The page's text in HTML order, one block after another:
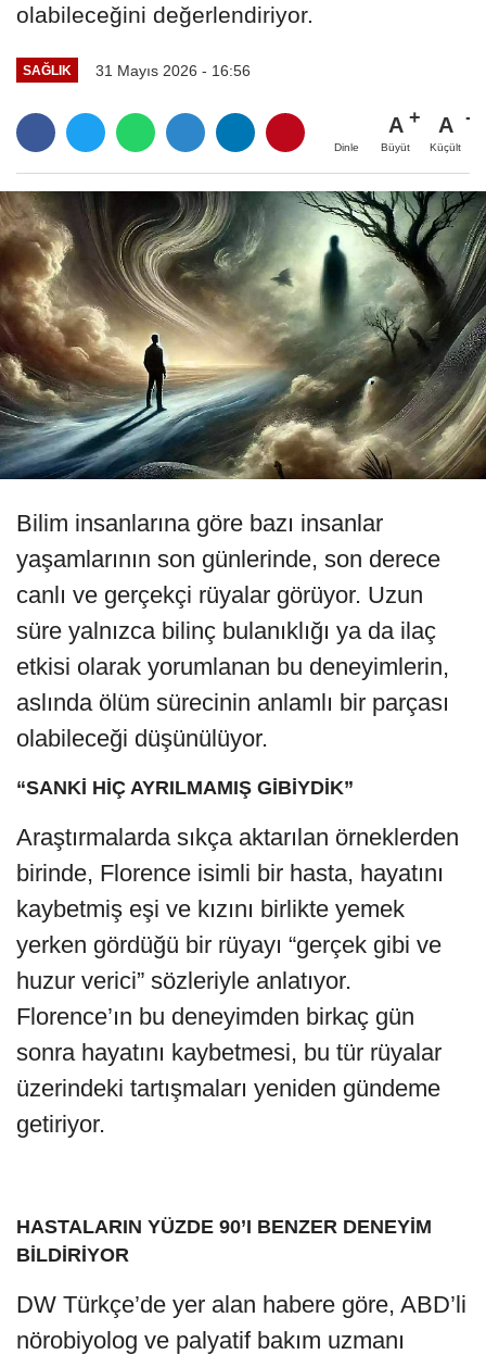
olabileceğini değerlendiriyor.
SAĞLIK 31 Mayıs 2026 - 16:56
Dinle
A
Büyüt
A
Küçült
Bilim insanlarına göre bazı insanlar
yaşamlarının son günlerinde, son derece
canlı ve gerçekçi rüyalar görüyor. Uzun
süre yalnızca bilinç bulanıklığı ya da ilaç
etkisi olarak yorumlanan bu deneyimlerin,
aslında ölüm sürecinin anlamlı bir parçası
olabileceği düşünülüyor.
“SANKİ HİÇ AYRILMAMIŞ GİBİYDİK”
Araştırmalarda sıkça aktarılan örneklerden
birinde, Florence isimli bir hasta, hayatını
kaybetmiş eşi ve kızını birlikte yemek
yerken gördüğü bir rüyayı “gerçek gibi ve
huzur verici” sözleriyle anlatıyor.
Florence’ın bu deneyimden birkaç gün
sonra hayatını kaybetmesi, bu tür rüyalar
üzerindeki tartışmaları yeniden gündeme
getiriyor.
HASTALARIN YÜZDE 90’I BENZER DENEYİM
BİLDİRİYOR
DW Türkçe’de yer alan habere göre, ABD’li
nörobiyolog ve palyatif bakım uzmanı